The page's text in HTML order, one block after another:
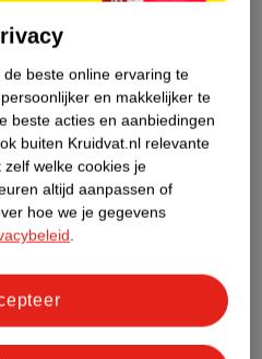
heeft (nog) geen Nature
beste online ervaring te
en makkelijker te
beste acties en aanbiedingen
buiten Kruidvat.nl relevante
zelf welke cookies je
altijd aanpassen of
hoe we je gegevens
.